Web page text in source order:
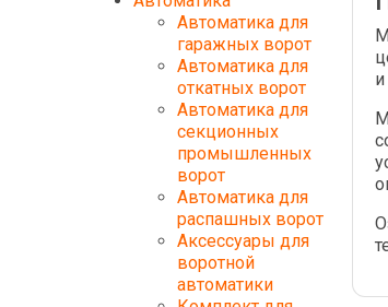
Автоматика для
гаражных ворот
Автоматика для
откатных ворот
Автоматика для
секционных
промышленных
ворот
Автоматика для
распашных ворот
Аксессуары для
воротной
автоматики